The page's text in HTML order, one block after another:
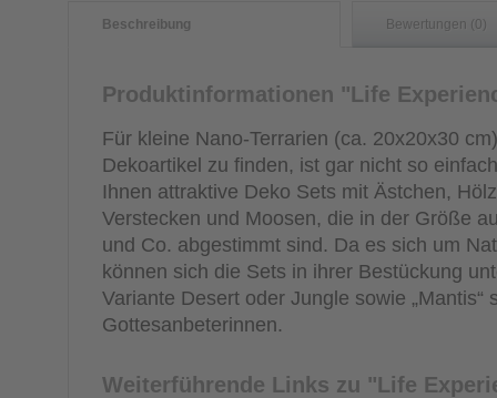
Beschreibung Bewertungen (0)
Produktinformationen "Life
Für kleine Nano-Terrarien (ca. 20x20x30
Dekoartikel zu finden, ist gar nicht so
Ihnen attraktive Deko Sets mit Ästchen,
Verstecken und Moosen, die in der Größe
und Co. abgestimmt sind. Da es sich um
können sich die Sets in ihrer Bestückung
Variante Desert oder Jungle sowie „Mantis“
Gottesanbeterinnen.
Weiterführende Links zu "Life